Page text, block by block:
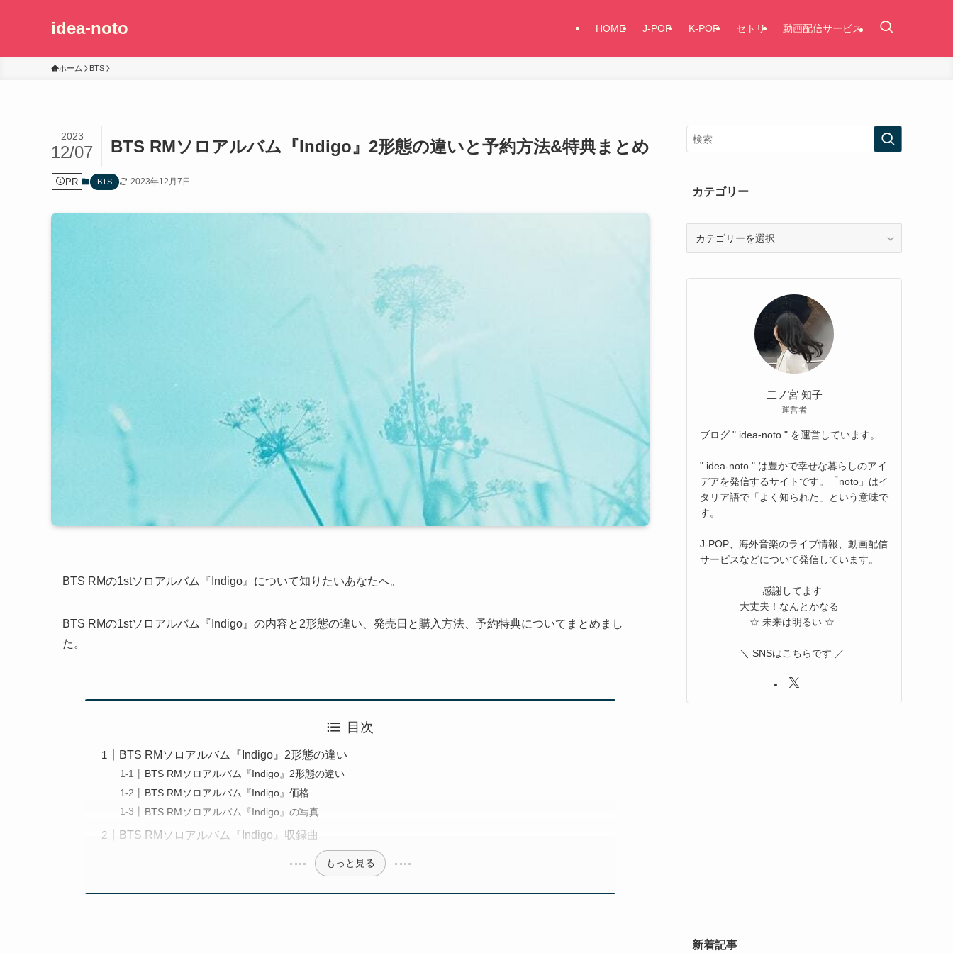
idea-noto HOME J-POP K-POP セトリ 動画配信サービス
ホーム BTS
BTS RMソロアルバム『Indigo』2形態の違いと予約方法&特典まとめ
2023
12/07
PR BTS 2023年12月7日
BTS RMの1stソロアルバム『Indigo』について知りたいあなたへ。
BTS RMの1stソロアルバム『Indigo』の内容と2形態の違い、発売日と購入方法、予約特典についてまとめまし
た。
目次
BTS RMソロアルバム『Indigo』2形態の違い
BTS RMソロアルバム『Indigo』2形態の違い
BTS RMソロアルバム『Indigo』価格
BTS RMソロアルバム『Indigo』の写真
BTS RMソロアルバム『Indigo』収録曲
もっと見る
カテゴリー
リ
二ノ宮 知子
運営者
ブログ " idea-noto " を運営しています。
" idea-noto " は豊かで幸せな暮らしのアイ
デアを発信するサイトです。「noto」はイ
タリア語で「よく知られた」という意味で
す。
J-POP、海外音楽のライブ情報、動画配信
サービスなどについて発信しています。
感謝してます
大丈夫！なんとかなる
☆ 未来は明るい ☆
＼ SNSはこちらです ／
新着記事